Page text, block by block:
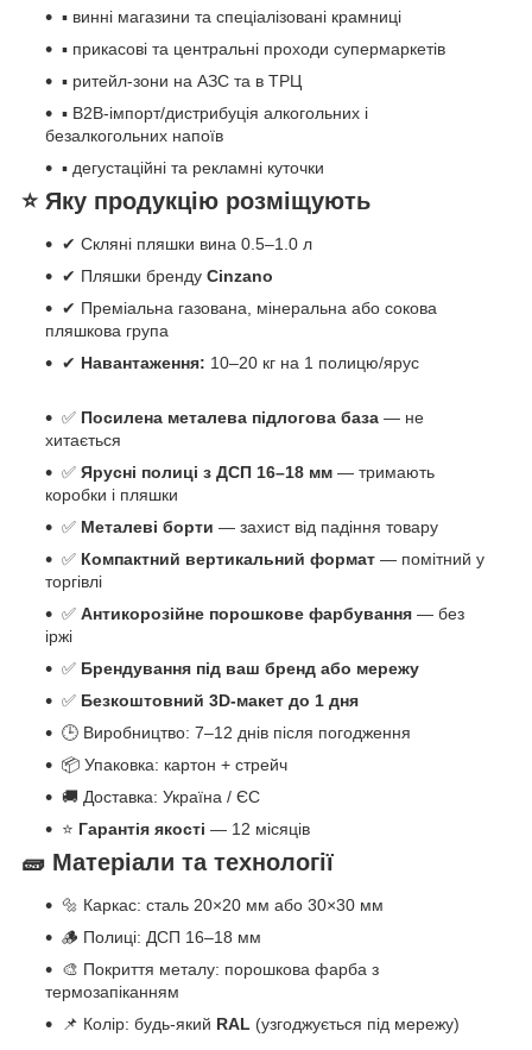
▪ винні магазини та спеціалізовані крамниці
▪ прикасові та центральні проходи супермаркетів
▪ ритейл-зони на АЗС та в ТРЦ
▪ B2B-імпорт/дистрибуція алкогольних і
безалкогольних напоїв
▪ дегустаційні та рекламні куточки
⭐ Яку продукцію розміщують
✔ Скляні пляшки вина 0.5–1.0 л
✔ Пляшки бренду Cinzano
✔ Преміальна газована, мінеральна або сокова
пляшкова група
✔ Навантаження: 10–20 кг на 1 полицю/ярус
✅ Посилена металева підлогова база — не
хитається
✅ Ярусні полиці з ДСП 16–18 мм — тримають
коробки і пляшки
✅ Металеві борти — захист від падіння товару
✅ Компактний вертикальний формат — помітний у
торгівлі
✅ Антикорозійне порошкове фарбування — без
іржі
✅ Брендування під ваш бренд або мережу
✅ Безкоштовний 3D-макет до 1 дня
🕒 Виробництво: 7–12 днів після погодження
📦 Упаковка: картон + стрейч
🚚 Доставка: Україна / ЄС
⭐ Гарантія якості — 12 місяців
🧱 Матеріали та технології
🔩 Каркас: сталь 20×20 мм або 30×30 мм
🪵 Полиці: ДСП 16–18 мм
🎨 Покриття металу: порошкова фарба з
термозапіканням
📌 Колір: будь-який RAL (узгоджується під мережу)